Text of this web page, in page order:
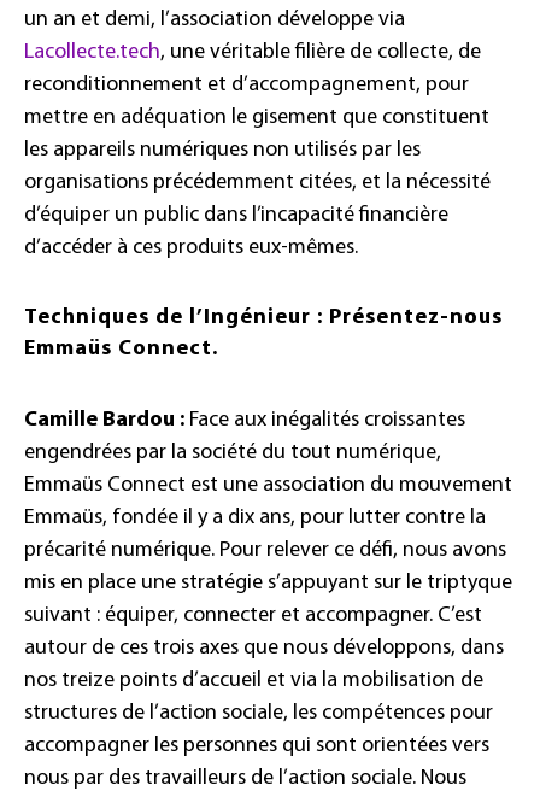
un an et demi, l’association développe via
Lacollecte.tech, une véritable filière de collecte, de
reconditionnement et d’accompagnement, pour
mettre en adéquation le gisement que constituent
les appareils numériques non utilisés par les
organisations précédemment citées, et la nécessité
d’équiper un public dans l’incapacité financière
d’accéder à ces produits eux-mêmes.
Techniques de l’Ingénieur : Présentez-nous
Emmaüs Connect.
Camille Bardou : Face aux inégalités croissantes
engendrées par la société du tout numérique,
Emmaüs Connect est une association du mouvement
Emmaüs, fondée il y a dix ans, pour lutter contre la
précarité numérique. Pour relever ce défi, nous avons
mis en place une stratégie s’appuyant sur le triptyque
suivant : équiper, connecter et accompagner. C’est
autour de ces trois axes que nous développons, dans
nos treize points d’accueil et via la mobilisation de
structures de l’action sociale, les compétences pour
accompagner les personnes qui sont orientées vers
nous par des travailleurs de l’action sociale. Nous